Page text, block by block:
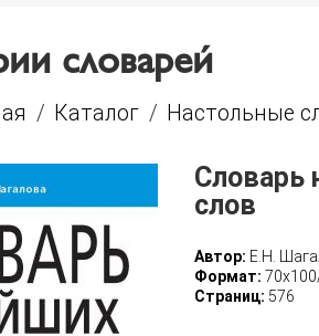
словарей
/ Каталог / Настольные
Словарь
слов
Автор: Е.Н.
Формат:
Страниц: 576